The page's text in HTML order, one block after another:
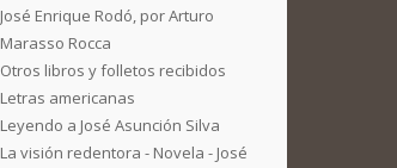
José Enrique Rodó, por Arturo
Marasso Rocca
Otros libros y folletos recibidos
Letras americanas
Leyendo a José Asunción Silva
La visión redentora - Novela - José